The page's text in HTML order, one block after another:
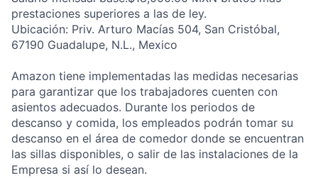
prestaciones superiores a las de ley.
Ubicación: Priv. Arturo Macías 504, San Cristóbal,
67190 Guadalupe, N.L., Mexico
Amazon tiene implementadas las medidas necesarias
para garantizar que los trabajadores cuenten con
asientos adecuados. Durante los periodos de
descanso y comida, los empleados podrán tomar su
descanso en el área de comedor donde se encuentran
las sillas disponibles, o salir de las instalaciones de la
Empresa si así lo desean.